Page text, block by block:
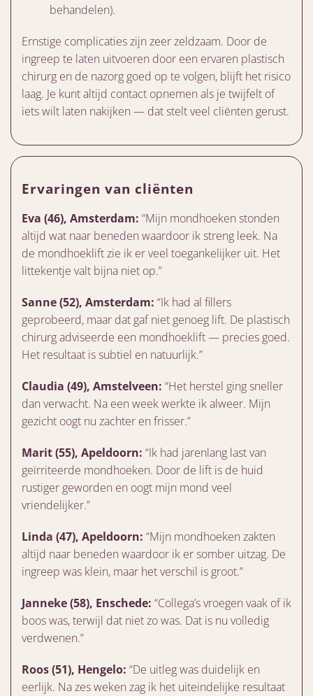
behandelen).
Ernstige complicaties zijn zeer zeldzaam. Door de
ingreep te laten uitvoeren door een ervaren plastisch
chirurg en de nazorg goed op te volgen, blijft het risico
laag. Je kunt altijd contact opnemen als je twijfelt of
iets wilt laten nakijken — dat stelt veel cliënten gerust.
Ervaringen van cliënten
Eva (46), Amsterdam: “Mijn mondhoeken stonden
altijd wat naar beneden waardoor ik streng leek. Na
de mondhoeklift zie ik er veel toegankelijker uit. Het
littekentje valt bijna niet op.”
Sanne (52), Amsterdam: “Ik had al fillers
geprobeerd, maar dat gaf niet genoeg lift. De plastisch
chirurg adviseerde een mondhoeklift — precies goed.
Het resultaat is subtiel en natuurlijk.”
Claudia (49), Amstelveen: “Het herstel ging sneller
dan verwacht. Na een week werkte ik alweer. Mijn
gezicht oogt nu zachter en frisser.”
Marit (55), Apeldoorn: “Ik had jarenlang last van
geïrriteerde mondhoeken. Door de lift is de huid
rustiger geworden en oogt mijn mond veel
vriendelijker.”
Linda (47), Apeldoorn: “Mijn mondhoeken zakten
altijd naar beneden waardoor ik er somber uitzag. De
ingreep was klein, maar het verschil is groot.”
Janneke (58), Enschede: “Collega’s vroegen vaak of ik
boos was, terwijl dat niet zo was. Dat is nu volledig
verdwenen.”
Roos (51), Hengelo: “De uitleg was duidelijk en
eerlijk. Na zes weken zag ik het uiteindelijke resultaat